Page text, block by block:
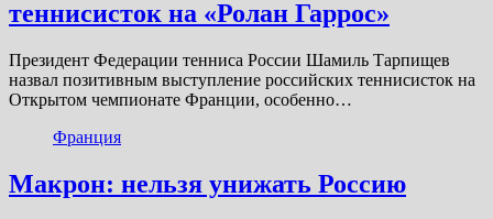
теннисисток на «Ролан Гаррос»
Президент Федерации тенниса России Шамиль Тарпищев
назвал позитивным выступление российских теннисисток на
Открытом чемпионате Франции, особенно…
Франция
Макрон: нельзя унижать Россию